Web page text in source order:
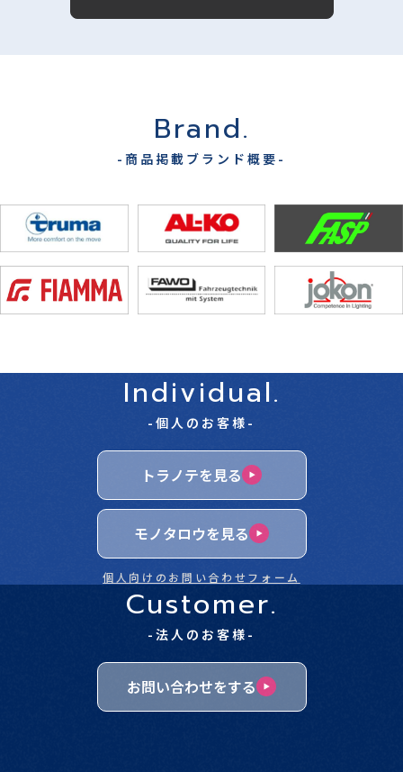
Brand.
-商品掲載ブランド概要-
Individual.
-個人のお客様-
トラノテを見る
モノタロウを見る
個人向けのお問い合わせフォーム
Customer.
-法人のお客様-
お問い合わせをする